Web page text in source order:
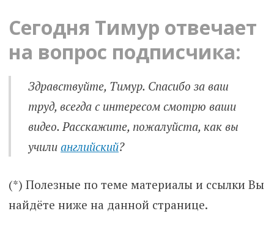
Сегодня Тимур отвечает
на вопрос подписчика:
Здравствуйте, Тимур. Спасибо за ваш
труд, всегда с интересом смотрю ваши
видео. Расскажите, пожалуйста, как вы
училианглийский?
(*) Полезные по теме материалы и ссылки Вы
найдёте ниже на данной странице.